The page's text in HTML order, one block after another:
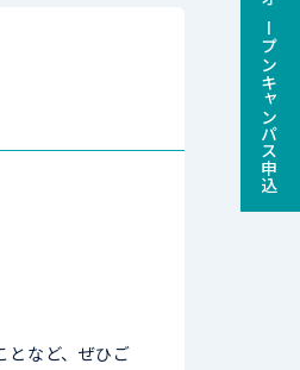
オープンキャンパス申込
となど、ぜひご